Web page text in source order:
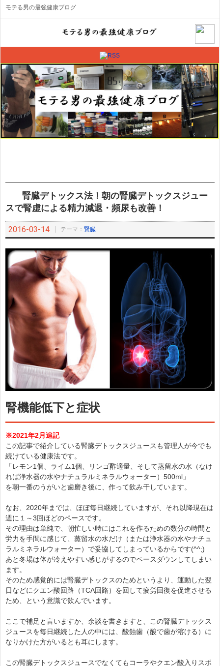
モテる男の最強健康ブログ
腎臓デトックス法！朝の腎臓デトックスジュー
スで腎虚による精力減退・頻尿も改善！
2016-03-14 テーマ： 腎臓
腎機能低下と症状
※2021年2月追記
この記事で紹介している腎臓デトックスジュースも管理人が今でも
続けている健康法です。
「レモン1個、ライム1個、リンゴ酢適量、そして蒸留水の水（なけ
れば浄水器の水やナチュラルミネラルウォーター）500ml」
を朝一番のうがいと歯磨き後に、作って飲み干しています。
なお、2020年までは、ほぼ毎日継続していますが、それ以降現在は
週に１～3回ほどのペースです。
その理由は単純で、朝忙しい時にはこれを作るための数分の時間と
労力を手間に感じて、蒸留水の水だけ（または浄水器の水やナチュ
ラルミネラルウォーター）で妥協してしまっているからです(^^;)
あと冬場は体が冷えやすい感じがするのでペースダウンしてしまい
ます。
そのため感覚的には腎臓デトックスのためというより、運動した翌
日などにクエン酸回路（TCA回路）を回して疲労回復を促進させる
ため、という意識で飲んでいます。
ここで補足と言いますか、余談を書きますと、この腎臓デトックス
ジュースを毎日継続した人の中には、酸蝕歯（酸で歯が溶ける）に
なりかけた方がいるとも耳にします。
この腎臓デトックスジュースでなくてもコーラやクエン酸入りスポ